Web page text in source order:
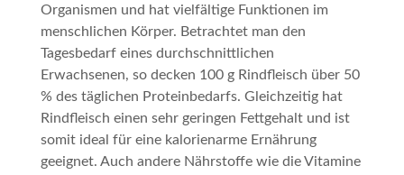
Organismen und hat vielfältige Funktionen im
menschlichen Körper. Betrachtet man den
Tagesbedarf eines durchschnittlichen
Erwachsenen, so decken 100 g Rindfleisch über 50
% des täglichen Proteinbedarfs. Gleichzeitig hat
Rindfleisch einen sehr geringen Fettgehalt und ist
somit ideal für eine kalorienarme Ernährung
geeignet. Auch andere Nährstoffe wie die Vitamine